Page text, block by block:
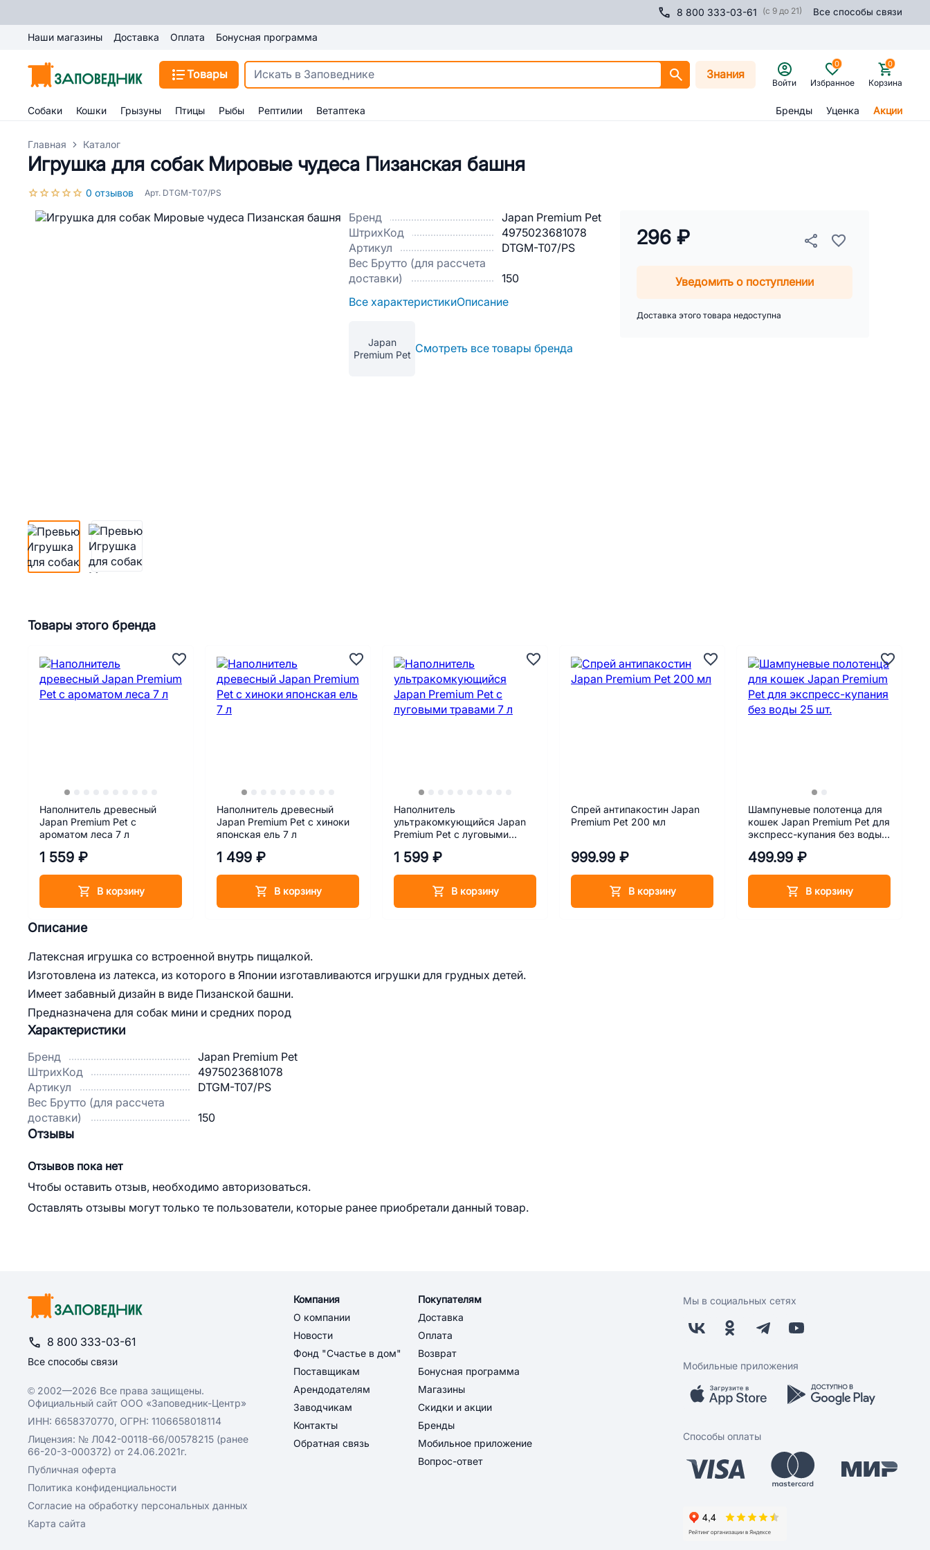
8 800 333-03-61 (с 9 до 21) Все способы связи
Наши магазины Доставка Оплата Бонусная программа
Товары Знания
Войти Избранное
0
Корзина
0
Собаки Кошки Грызуны Птицы Рыбы Рептилии Ветаптека Бренды Уценка Акции
Главная Каталог
Игрушка для собак Мировые чудеса Пизанская башня
0 отзывов Арт. DTGM-T07/PS
Бренд
Japan Premium Pet
ШтрихКод
4975023681078
Артикул
DTGM-T07/PS
Вес Брутто (для рассчета
доставки)
150
Все характеристикиОписание
Japan
Premium Pet
Смотреть все товары бренда
296 ₽
Уведомить о поступлении
Доставка этого товара недоступна
Описание
Латексная игрушка со встроенной внутрь пищалкой.
Изготовлена из латекса, из которого в Японии изготавливаются игрушки для грудных детей.
Имеет забавный дизайн в виде Пизанской башни.
Предназначена для собак мини и средних пород
Товары этого бренда
Наполнитель древесный
Japan Premium Pet с
ароматом леса 7 л
1 559 ₽
В корзину
Наполнитель древесный
Japan Premium Pet с хиноки
японская ель 7 л
1 499 ₽
В корзину
Наполнитель
ультракомкующийся Japan
Premium Pet с луговыми
1 599 ₽
В корзину
Спрей антипакостин Japan
Premium Pet 200 мл
999.99 ₽
В корзину
Шампуневые полотенца для
кошек Japan Premium Pet для
экспресс-купания без воды
499.99 ₽
В корзину
Характеристики
Бренд
Japan Premium Pet
ШтрихКод
4975023681078
Артикул
DTGM-T07/PS
Вес Брутто (для рассчета
доставки)
150
Отзывы
Отзывов пока нет
Чтобы оставить отзыв, необходимо авторизоваться.
Оставлять отзывы могут только те пользователи, которые ранее приобретали данный товар.
8 800 333-03-61
Все способы связи
© 2002—2026 Все права защищены.
Официальный сайт ООО «Заповедник-Центр»
ИНН: 6658370770, ОГРН: 1106658018114
Лицензия: № Л042-00118-66/00578215 (ранее
66-20-3-000372) от 24.06.2021г.
Публичная оферта
Политика конфиденциальности
Согласие на обработку персональных данных
Карта сайта
Компания
О компании
Новости
Фонд "Счастье в дом"
Поставщикам
Арендодателям
Заводчикам
Контакты
Обратная связь
Покупателям
Доставка
Оплата
Возврат
Бонусная программа
Магазины
Скидки и акции
Бренды
Мобильное приложение
Вопрос-ответ
Мы в социальных сетях
Мобильные приложения
Способы оплаты